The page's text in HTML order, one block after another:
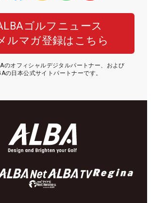
ゴルフニュース
ルマガ登録はこちら
のオフィシャルデジタルパートナー、および
の日本公式サイトパートナーです。